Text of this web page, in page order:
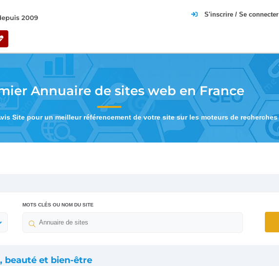
2009 S'inscrire / Se connecter
Annuaire de sites web en France
Site pour un meilleur référencement de votre site sur les moteurs de recherches
MOTS CLÉS OU NOM DU SITE
beauté et bien-être